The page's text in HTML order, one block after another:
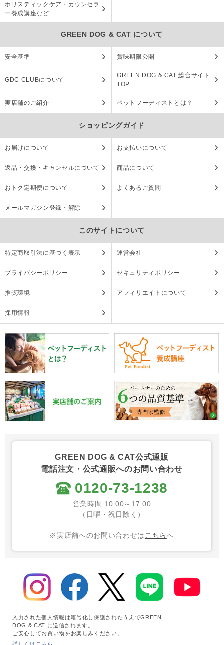
ホリスティックケア・カウンセラ
ー養成講座など
GREEN DOG & CAT について
安全基準 賞味期限公開
GDC CLUBについて
GREEN DOG & CAT 総合サイト
TOP
実店舗のご紹介 ペットフーディストとは？
ショッピングガイド
お届けについて お支払いについて
返品・交換・キャンセルについて 商品について
おトク定期便について よくあるご質問
メールマガジン登録・解除
このサイトについて
特定商取引法に基づく表示 運営会社
プライバシーポリシー セキュリティポリシー
推奨環境 アフィリエイトについて
採用情報
GREEN DOG & CAT公式通販
電話注文・公式通販へのお問い合わせ
0120-73-1238
営業時間 10:00～17:00
（日曜・祝日除く）
※実店舗へのお問い合わせは こちらへ
入力された個人情報は暗号化し保護されたうえでGREEN
DOG & CAT に送信されます。
ご安心してお買い物をお楽しみください。